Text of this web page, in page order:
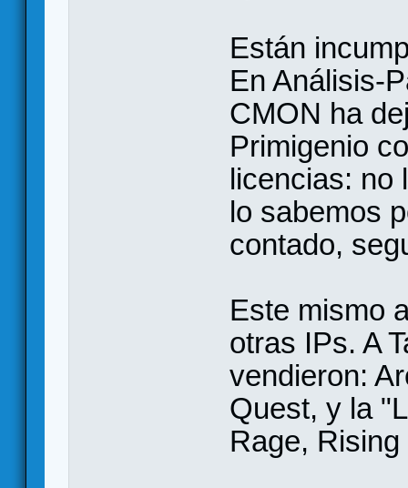
Están
En Análisis-
CMON ha
Primigenio
licencias: no
lo sabemos
contado,
Este mismo
otras IPs. A
vendieron:
Quest, y la
Rage,